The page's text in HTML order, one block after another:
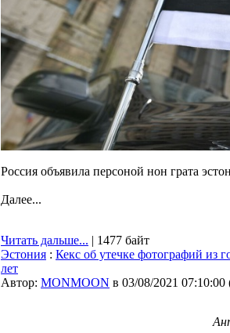
Россия объявила персоной нон грата
Далее...
Читать дальше... | 1477 байт
Эстония : Кекс об утечке фотографий из
лет
Автор: MONMOON в 03/08/2021 07:10:00